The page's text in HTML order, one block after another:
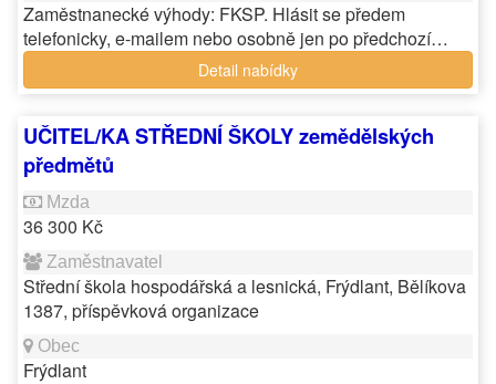
Zaměstnanecké výhody: FKSP. Hlásit se předem
telefonicky, e-mailem nebo osobně jen po předchozí…
Detail nabídky
UČITEL/KA STŘEDNÍ ŠKOLY zemědělských
předmětů
36 300 Kč
Střední škola hospodářská a lesnická, Frýdlant, Bělíkova
1387, příspěvková organizace
Frýdlant